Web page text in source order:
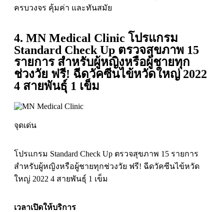
ครบวงจร คุ้มค่า และทันสมัย
4. MN Medical Clinic โปรแกรม
Standard Check Up ตรวจสุขภาพ 15
รายการ สำหรับผู้หญิงหรือผู้ชายทุก
ช่วงวัย ฟรี! ฉีดวัคซีนไข้หวัดใหญ่ 2022
4 สายพันธุ์ 1 เข็ม
จุดเด่น
โปรแกรม Standard Check Up ตรวจสุขภาพ 15 รายการ
สำหรับผู้หญิงหรือผู้ชายทุกช่วงวัย ฟรี! ฉีดวัคซีนไข้หวัด
ใหญ่ 2022 4 สายพันธุ์ 1 เข็ม
เวลาเปิดให้บริการ